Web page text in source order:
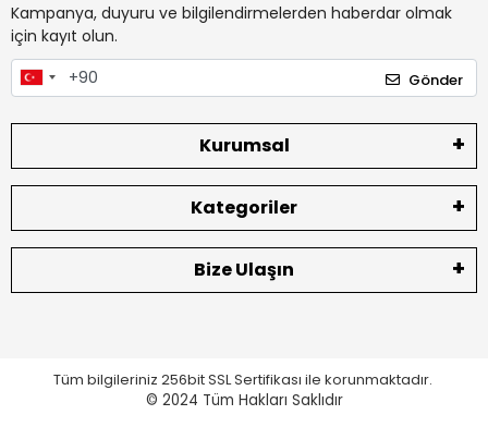
Kampanya, duyuru ve bilgilendirmelerden haberdar olmak
için kayıt olun.
Gönder
Kurumsal
Kategoriler
Bize Ulaşın
Tüm bilgileriniz 256bit SSL Sertifikası ile korunmaktadır.
© 2024 Tüm Hakları Saklıdır